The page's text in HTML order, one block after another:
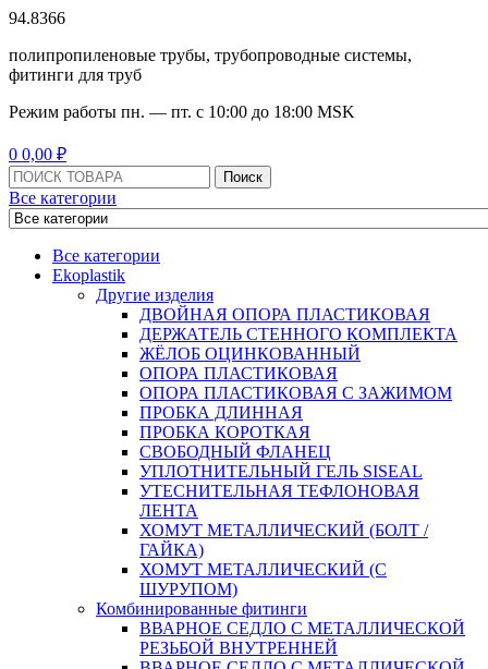
94.8366
полипропиленовые трубы, трубопроводные системы,
фитинги для труб
Режим работы пн. — пт. с 10:00 до 18:00 MSK
0 0,00 ₽
Поиск:
Поиск
Все категории
Все категории
Ekoplastik
Другие изделия
ДВОЙНАЯ ОПОРА ПЛАСТИКОВАЯ
ДЕРЖАТЕЛЬ СТЕННОГО КОМПЛЕКТА
ЖЁЛОБ ОЦИНКОВАННЫЙ
ОПОРА ПЛАСТИКОВАЯ
ОПОРА ПЛАСТИКОВАЯ С ЗАЖИМОМ
ПРОБКА ДЛИННАЯ
ПРОБКА КОРОТКАЯ
СВОБОДНЫЙ ФЛАНЕЦ
УПЛОТНИТЕЛЬНЫЙ ГЕЛЬ SISEAL
УТЕСНИТЕЛЬНАЯ ТЕФЛОНОВАЯ
ЛЕНТА
ХОМУТ МЕТАЛЛИЧЕСКИЙ (БОЛТ /
ГАЙКА)
ХОМУТ МЕТАЛЛИЧЕСКИЙ (С
ШУРУПОМ)
Комбинированные фитинги
ВВАРНОЕ СЕДЛО С МЕТАЛЛИЧЕСКОЙ
РЕЗЬБОЙ ВНУТРЕННЕЙ